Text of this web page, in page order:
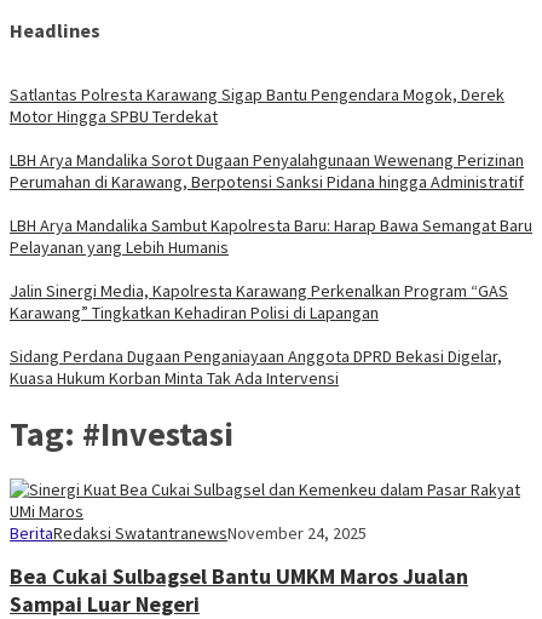
Headlines
Satlantas Polresta Karawang Sigap Bantu Pengendara Mogok, Derek
Motor Hingga SPBU Terdekat
LBH Arya Mandalika Sorot Dugaan Penyalahgunaan Wewenang Perizinan
Perumahan di Karawang, Berpotensi Sanksi Pidana hingga Administratif
LBH Arya Mandalika Sambut Kapolresta Baru: Harap Bawa Semangat Baru
Pelayanan yang Lebih Humanis
Jalin Sinergi Media, Kapolresta Karawang Perkenalkan Program “GAS
Karawang” Tingkatkan Kehadiran Polisi di Lapangan
Sidang Perdana Dugaan Penganiayaan Anggota DPRD Bekasi Digelar,
Kuasa Hukum Korban Minta Tak Ada Intervensi
Tag: #Investasi
BeritaRedaksi SwatantranewsNovember 24, 2025
Bea Cukai Sulbagsel Bantu UMKM Maros Jualan
Sampai Luar Negeri